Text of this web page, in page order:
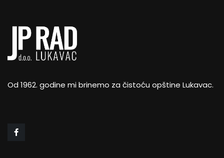
Od 1962. godine mi brinemo za čistoću opštine Lukavac.